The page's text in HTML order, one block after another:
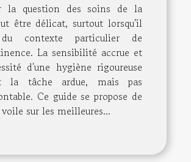
la question des soins de la
être délicat, surtout lorsqu'il
contexte particulier de
La sensibilité accrue et
d'une hygiène rigoureuse
la tâche ardue, mais pas
Ce guide se propose de
sur les meilleures...